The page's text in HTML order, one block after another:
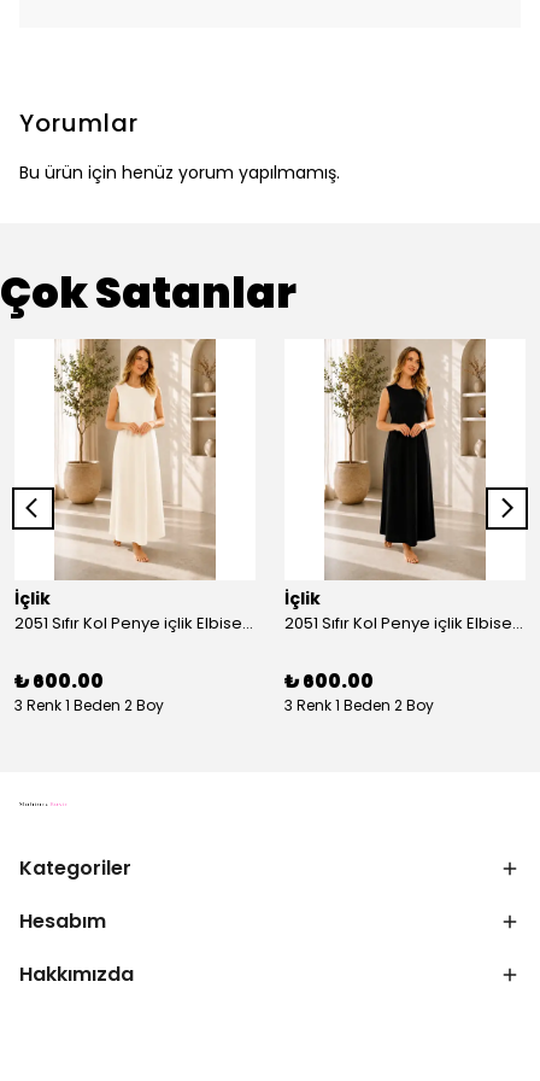
Yorumlar
Bu ürün için henüz yorum yapılmamış.
Çok Satanlar
İçlik
2051 Sıfır Kol Penye içlik Elbise - Ekru
₺ 600.00
3 Renk 1 Beden 2 Boy
İçlik
2051 Sıfır Kol Penye içlik Elbise - Siyah
₺ 600.00
3 Renk 1 Beden 2 Boy
Kategoriler
Hesabım
Hakkımızda